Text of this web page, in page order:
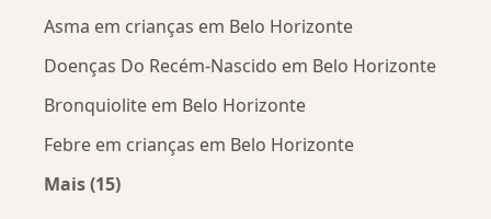
Asma em crianças em Belo Horizonte
Doenças Do Recém-Nascido em Belo Horizonte
Bronquiolite em Belo Horizonte
Febre em crianças em Belo Horizonte
Mais (15)